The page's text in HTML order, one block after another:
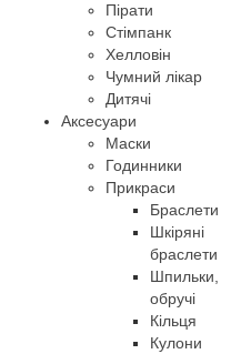
Пірати
Стімпанк
Хелловін
Чумний лікар
Дитячі
Аксесуари
Маски
Годинники
Прикраси
Браслети
Шкіряні
браслети
Шпильки,
обручі
Кільця
Кулони